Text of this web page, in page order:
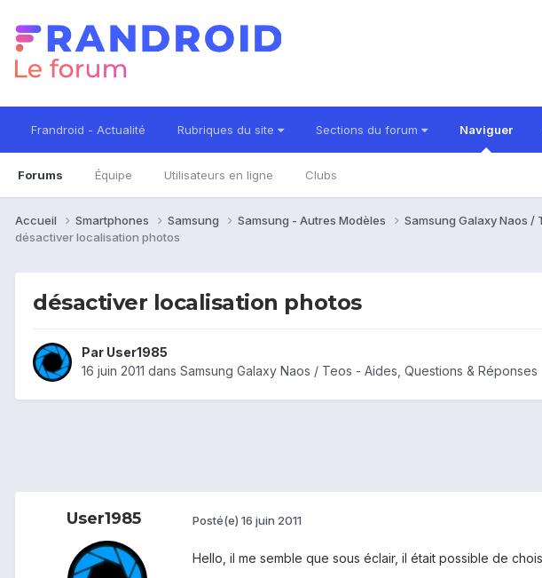
Frandroid - Actualité Rubriques du site Sections du forum Naviguer
Forums Équipe Utilisateurs en ligne Clubs
Accueil Smartphones Samsung Samsung - Autres Modèles Samsung Galaxy Naos /
désactiver localisation photos
désactiver localisation photos
Par User1985
16 juin 2011 dans Samsung Galaxy Naos / Teos - Aides, Questions & Réponses
User1985 Posté(e) 16 juin 2011
Hello, il me semble que sous éclair, il était possible de